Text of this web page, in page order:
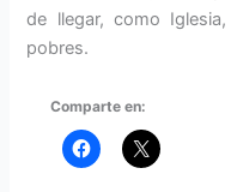
de llegar, como
pobres.
Comparte en: